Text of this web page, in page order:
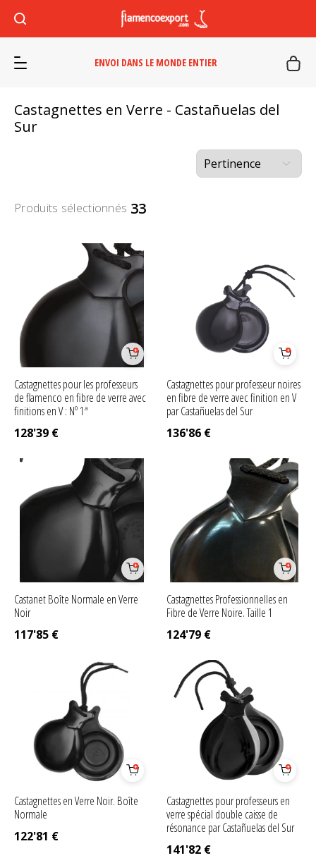
ENVOI DANS LE MONDE ENTIER
Castagnettes en Verre - Castañuelas del
Sur
Produits sélectionnés 33
Castagnettes pour les professeurs
de flamenco en fibre de verre avec
finitions en V : Nº 1ª
128'39 €
Castagnettes pour professeur noires
en fibre de verre avec finition en V
par Castañuelas del Sur
136'86 €
Castanet Boîte Normale en Verre
Noir
117'85 €
Castagnettes Professionnelles en
Fibre de Verre Noire. Taille 1
124'79 €
Castagnettes en Verre Noir. Boîte
Normale
122'81 €
Castagnettes pour professeurs en
verre spécial double caisse de
résonance par Castañuelas del Sur
141'82 €